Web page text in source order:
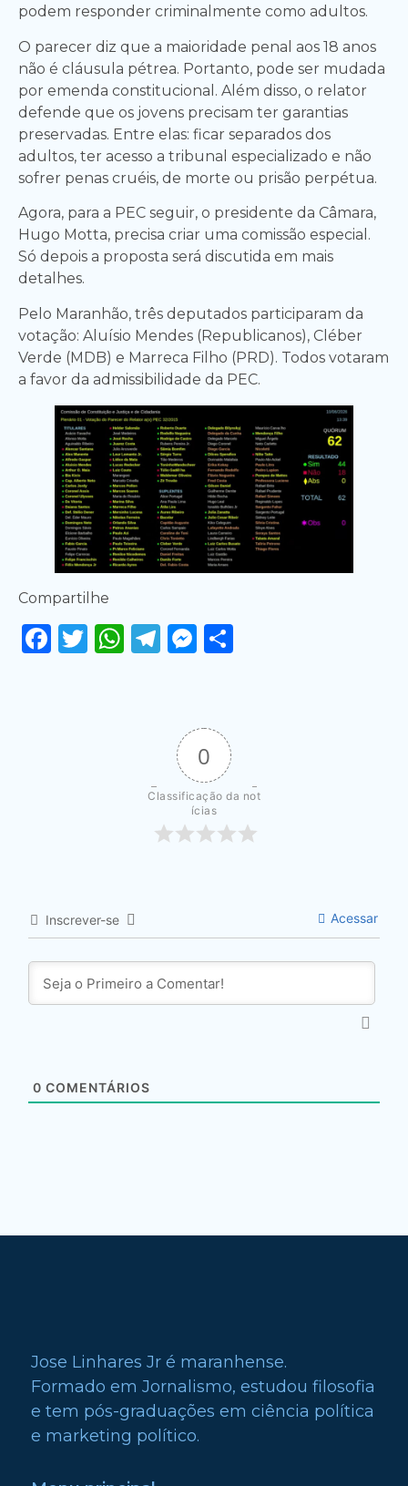
podem responder criminalmente como adultos.
O parecer diz que a maioridade penal aos 18 anos
não é cláusula pétrea. Portanto, pode ser mudada
por emenda constitucional. Além disso, o relator
defende que os jovens precisam ter garantias
preservadas. Entre elas: ficar separados dos
adultos, ter acesso a tribunal especializado e não
sofrer penas cruéis, de morte ou prisão perpétua.
Agora, para a PEC seguir, o presidente da Câmara,
Hugo Motta, precisa criar uma comissão especial.
Só depois a proposta será discutida em mais
detalhes.
Pelo Maranhão, três deputados participaram da
votação: Aluísio Mendes (Republicanos), Cléber
Verde (MDB) e Marreca Filho (PRD). Todos votaram
a favor da admissibilidade da PEC.
Compartilhe
Facebook
Twitter
WhatsApp
Telegram
Messenger
0
Classificação da not
ícias
Inscrever-se Acessar
0 COMENTÁRIOS
Jose Linhares Jr é maranhense.
Formado em Jornalismo, estudou filosofia
e tem pós-graduações em ciência política
e marketing político.